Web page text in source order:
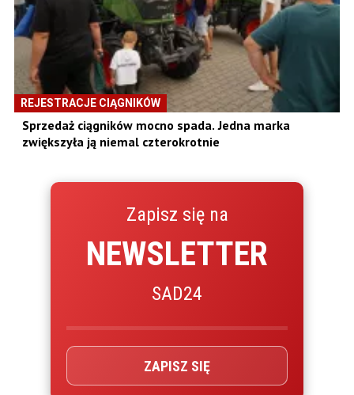
REJESTRACJE CIĄGNIKÓW
Sprzedaż ciągników mocno spada. Jedna marka
zwiększyła ją niemal czterokrotnie
Zapisz się na
NEWSLETTER
SAD24
ZAPISZ SIĘ